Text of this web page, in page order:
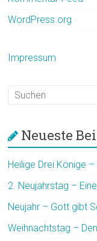
WordPress.org
Impressum
Neueste
Heilige Drei Könige
2. Neujahrstag –
Neujahr – Gott gibt
Weihnachtstag –